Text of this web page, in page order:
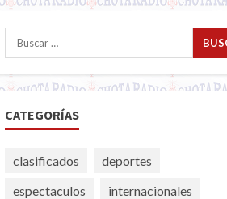
Buscar:
CATEGORÍAS
clasificados
deportes
espectaculos
internacionales